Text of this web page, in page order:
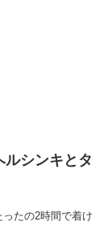
ルシンキとタ
たの2時間で着け